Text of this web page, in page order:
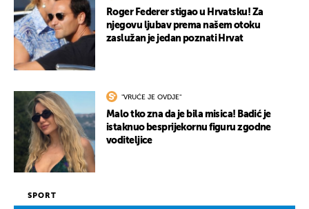
Roger Federer stigao u Hrvatsku! Za
njegovu ljubav prema našem otoku
zaslužan je jedan poznati Hrvat
"VRUĆE JE OVDJE"
Malo tko zna da je bila misica! Badić je
istaknuo besprijekornu figuru zgodne
voditeljice
SPORT